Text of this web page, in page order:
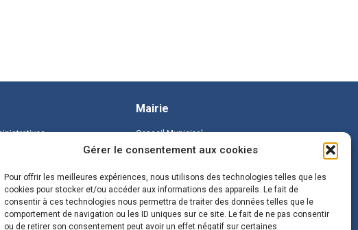
Gérer le consentement aux cookies
Pour offrir les meilleures expériences, nous utilisons des technologies telles que les
cookies pour stocker et/ou accéder aux informations des appareils. Le fait de
consentir à ces technologies nous permettra de traiter des données telles que le
comportement de navigation ou les ID uniques sur ce site. Le fait de ne pas consentir
ou de retirer son consentement peut avoir un effet négatif sur certaines
Mairie
Conseil Municipal